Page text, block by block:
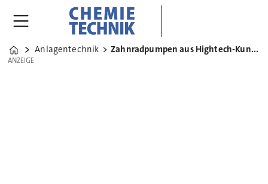
Home
Anlagentechnik Zahnradpumpen aus Hightech-Kunststoffen
ANZEIGE
ANZEIGE